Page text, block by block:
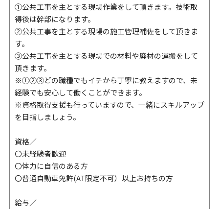
①公共工事を主とする現場作業をして頂きます。技術取
得後は幹部になります。
②公共工事を主とする現場の施工管理補佐をして頂きま
す。
③公共工事を主とする現場での材料や廃材の運搬をして
頂きます。
※①②③どの職種でもイチから丁寧に教えますので、未
経験でも安心して働くことができます。
※資格取得支援も行っていますので、一緒にスキルアップ
を目指しましょう。
資格／
〇未経験者歓迎
〇体力に自信のある方
〇普通自動車免許(AT限定不可）以上お持ちの方
給与／